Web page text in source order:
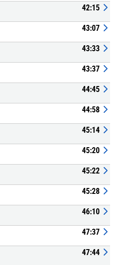
42:15
43:07
43:33
43:37
44:45
44:58
45:14
45:20
45:22
45:28
46:10
47:37
47:44